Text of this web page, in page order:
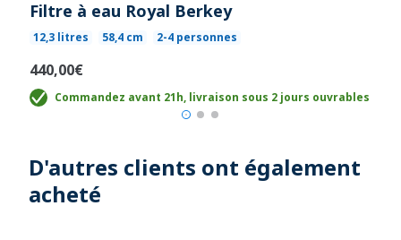
Filtre à eau Royal Berkey
12,3 litres 58,4 cm 2-4 personnes
440,00€
Commandez avant 21h, livraison sous 2 jours ouvrables
D'autres clients ont également
acheté